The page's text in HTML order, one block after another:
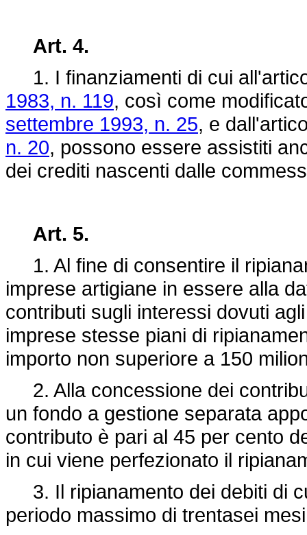
Art. 4.
1. I finanziamenti di cui
1983, n. 119, così come
settembre 1993, n. 25, e
n. 20, possono essere assistiti
dei crediti nascenti dalle
Art. 5.
1. Al fine di consentire il
imprese artigiane in essere alla
contributi sugli interessi dovuti
imprese stesse piani di
importo non superiore a 150
2. Alla concessione dei
un fondo a gestione separata
contributo è pari al 45 per cento
in cui viene perfezionato il
3. Il ripianamento dei debiti di
periodo massimo di trentasei